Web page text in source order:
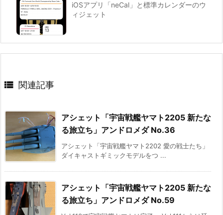
iOSアプリ「neCal」と標準カレンダーのウ
ィジェット
 関連記事
アシェット「宇宙戦艦ヤマト2205 新たな
る旅立ち」アンドロメダ No.36
アシェット「宇宙戦艦ヤマト2202 愛の戦士たち」
ダイキャストギミックモデルをつ ...
アシェット「宇宙戦艦ヤマト2205 新たな
る旅立ち」アンドロメダ No.59